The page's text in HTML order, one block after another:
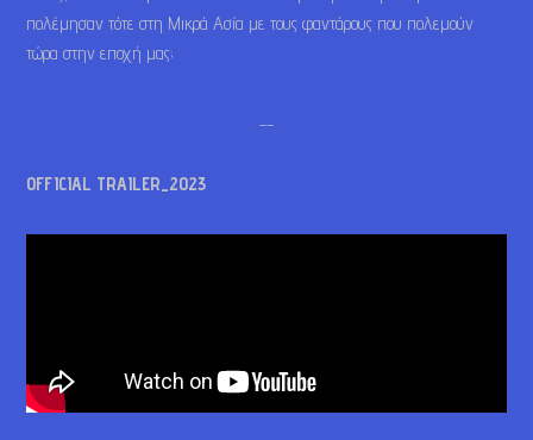
πολέμησαν τότε στη Μικρά Ασία με τους φαντάρους που πολεμούν
τώρα στην εποχή μας;
OFFICIAL TRAILER_2023